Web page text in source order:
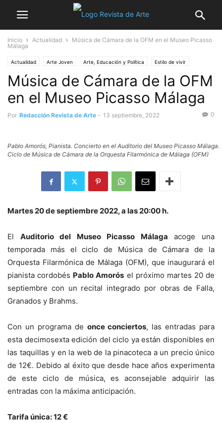
Inicio Actualidad
Música de Cámara de la OFM en el Museo Picasso
Málaga
Actualidad Arte Joven Arte, Educación y Política Estilo de vivir
Espectáculos Música No sólo arte Noticia destacada
Música de Cámara de la OFM
en el Museo Picasso Málaga
Por Redacción Revista de Arte - 13 septiembre, 2022 0
Pablo Amorós, Pianista. Concierto en el Auditorio del Museo Picasso Málaga.
Ciclo de Música de Cámara de la Orquesta Filarmónica de Málaga (OFM)
Martes 20 de septiembre 2022, a las 20:00 h.
El Auditorio del Museo Picasso Málaga acoge una
temporada más el ciclo de Música de Cámara de la
Orquesta Filarmónica de Málaga (OFM), que inaugurará el
pianista cordobés Pablo Amorós el próximo martes 20 de
septiembre con un recital integrado por obras de Falla,
Granados y Brahms.
Con un programa de once conciertos, las entradas para
esta decimosexta edición del ciclo ya están disponibles en
las taquillas y en la web de la pinacoteca a un precio único
de 12€. Debido al éxito que desde hace años experimenta
de este ciclo de música, es aconsejable adquirir las
entradas con la máxima anticipación.
Tarifa única: 12 €